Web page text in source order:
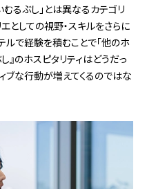
むるぶし」とは異なるカテゴリ
としての視野・スキルをさらに
ルで経験を積むことで「他のホ
』のホスピタリティはどうだっ
ブな行動が増えてくるのではな